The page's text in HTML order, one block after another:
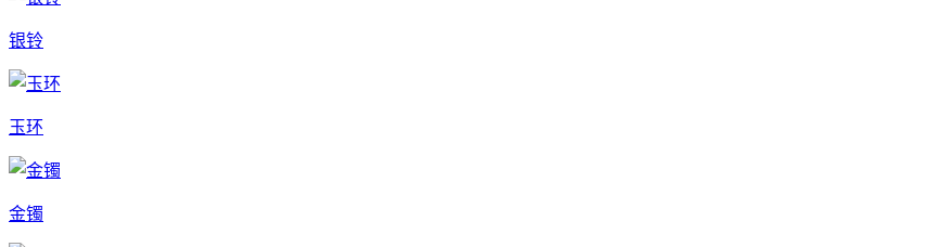
银铃
玉环
金镯